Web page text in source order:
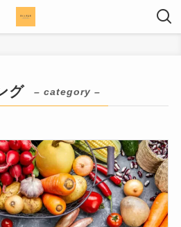
グ – category –